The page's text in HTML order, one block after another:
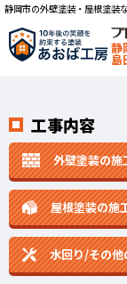
静岡市の外壁塗装・屋根塗装
静
島
工事内容
外壁塗装の施
屋根塗装の施
水回り/その